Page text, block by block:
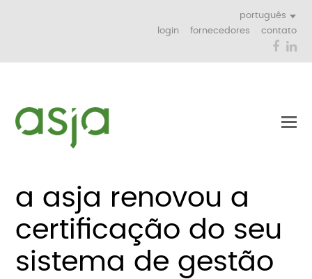
português
login
fornecedores contato
a asja renovou a
certificação do seu
sistema de gestão